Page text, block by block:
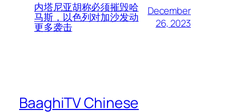
内塔尼亚胡称必须摧毁哈
马斯，以色列对加沙发动
更多袭击
December
26, 2023
BaaghiTV Chinese